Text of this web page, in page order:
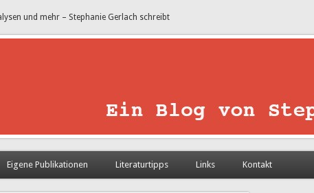
und mehr – Stephanie Gerlach schreibt
Eigene Publikationen Literaturtipps Links Kontakt